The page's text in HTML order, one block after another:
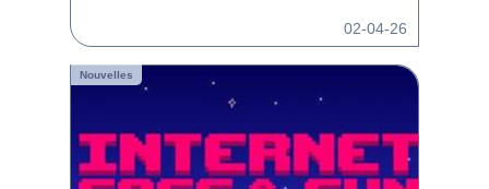
02-04-26
Nouvelles